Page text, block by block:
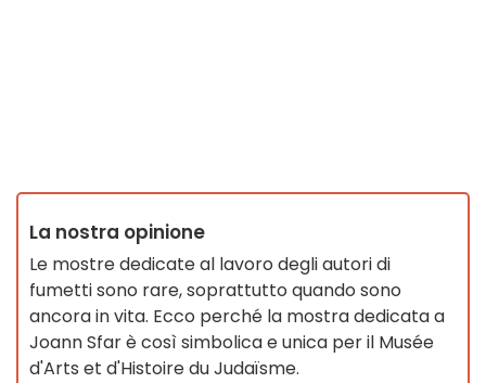
La nostra opinione
Le mostre dedicate al lavoro degli autori di
fumetti sono rare, soprattutto quando sono
ancora in vita. Ecco perché la mostra dedicata a
Joann Sfar è così simbolica e unica per il Musée
d'Arts et d'Histoire du Judaïsme.